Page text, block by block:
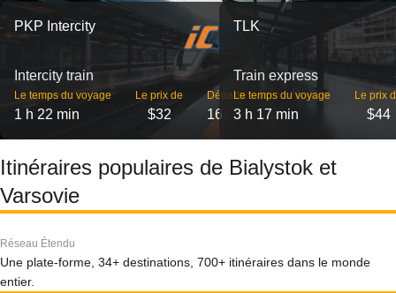
PKP Intercity
Intercity train
Le temps du voyage
1 h 22 min
Le prix de
$32
Départs
16
TLK
Train express
Le temps du voyage
3 h 17 min
Le prix
$44
Itinéraires populaires de Bialystok et
Varsovie
Réseau Étendu
Une plate-forme, 34+ destinations, 700+ itinéraires dans le monde
entier.